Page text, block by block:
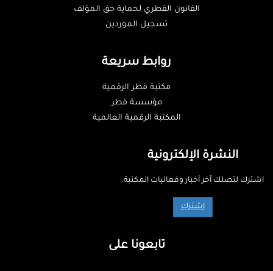
القانون القطري لحماية حق المؤلف
تسجيل الموردين
روابط سريعة
مكتبة قطر الرقمية
مؤسسة قطر
المكتبة الرقمية العالمية
النشرة الإلكترونية
اشترك لتصلك آخر أخبار وفعاليات المكتبة.
اشترك
تابعونا على